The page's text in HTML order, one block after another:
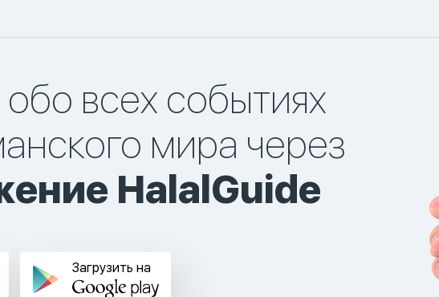
всех событиях
мира через
HalalGuide
Загрузить на